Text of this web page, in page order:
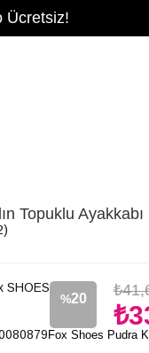
Ücretsiz!
Topuklu
SHOES
%20
İndirim
Fox Shoes Pudra